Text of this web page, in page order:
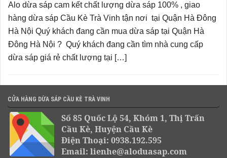
Alo dừa sáp cam kết chất lượng dừa sáp 100% , giao
hàng dừa sáp Cầu Kè Trà Vinh tận nơi tại Quận Hà Đông
Hà Nội Quý khách đang cần mua dừa sáp tại Quận Hà
Đông Hà Nội ? Quý khách đang cần tìm nhà cung cấp
dừa sáp giá rẻ chất lượng tại […]
CỬA HÀNG DỪA SÁP CẦU KÈ TRÀ VINH
Số 85 Quốc Lộ 54, Khóm 1, Thị Trấn
Cầu Kè, Huyện Cầu Kè
Điện Thoại: 0938.192.595
Email: lienhe@aloduasap.com